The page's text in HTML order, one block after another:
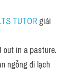
TUTOR giải
out in a pasture.
ngỗng đi lạch